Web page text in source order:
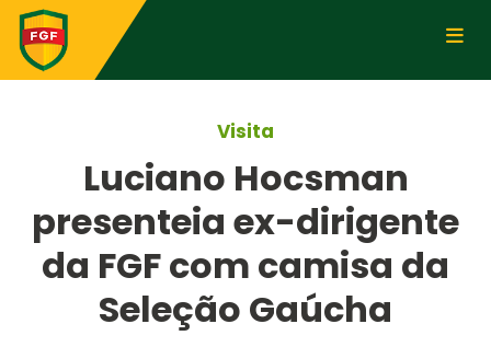
Visita
Luciano Hocsman
presenteia ex-dirigente
da FGF com camisa da
Seleção Gaúcha